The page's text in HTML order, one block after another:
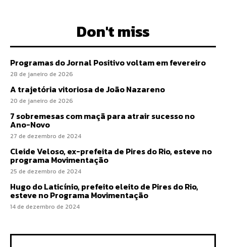
Don't miss
Programas do Jornal Positivo voltam em fevereiro
28 de janeiro de 2026
A trajetória vitoriosa de João Nazareno
20 de janeiro de 2026
7 sobremesas com maçã para atrair sucesso no
Ano-Novo
27 de dezembro de 2024
Cleide Veloso, ex-prefeita de Pires do Rio, esteve no
programa Movimentação
25 de dezembro de 2024
Hugo do Laticínio, prefeito eleito de Pires do Rio,
esteve no Programa Movimentação
14 de dezembro de 2024